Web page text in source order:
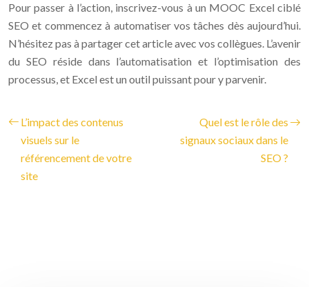
Pour passer à l’action, inscrivez-vous à un MOOC Excel ciblé
SEO et commencez à automatiser vos tâches dès aujourd’hui.
N’hésitez pas à partager cet article avec vos collègues. L’avenir
du SEO réside dans l’automatisation et l’optimisation des
processus, et Excel est un outil puissant pour y parvenir.
L’impact des contenus
visuels sur le
référencement de votre
site
Quel est le rôle des
signaux sociaux dans le
SEO ?